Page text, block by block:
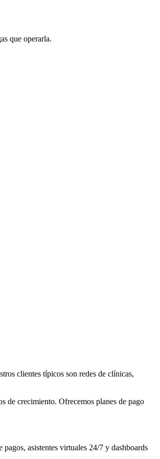
que operarla.
clientes típicos son redes de clínicas,
de crecimiento. Ofrecemos planes de pago
asistentes virtuales 24/7 y dashboards